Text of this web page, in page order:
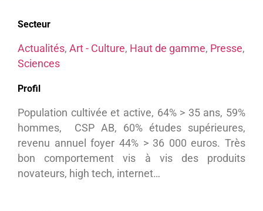
Secteur
Actualités, Art - Culture, Haut de gamme, Presse,
Sciences
Profil
Population cultivée et active, 64% > 35 ans, 59%
hommes, CSP AB, 60% études supérieures,
revenu annuel foyer 44% > 36 000 euros. Très
bon comportement vis à vis des produits
novateurs, high tech, internet…